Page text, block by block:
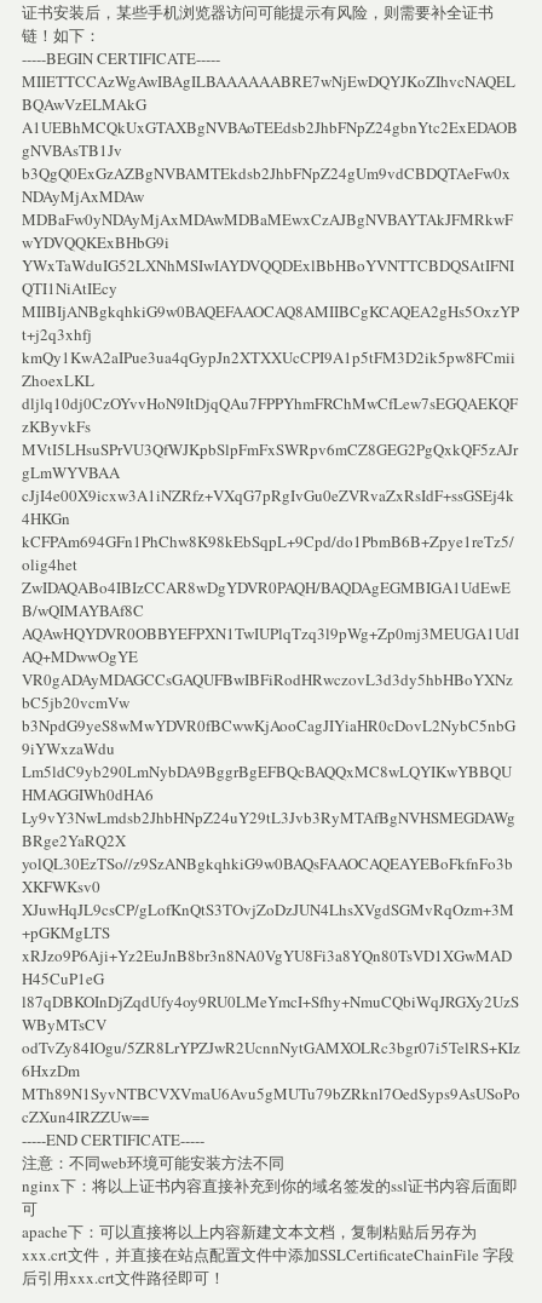
证书安装后，某些手机浏览器访问可能提示有风险，则需要补全证书
链！如下：
-----BEGIN CERTIFICATE-----
MIIETTCCAzWgAwIBAgILBAAAAAABRE7wNjEwDQYJKoZIhvcNAQEL
BQAwVzELMAkG
A1UEBhMCQkUxGTAXBgNVBAoTEEdsb2JhbFNpZ24gbnYtc2ExEDAOB
gNVBAsTB1Jv
b3QgQ0ExGzAZBgNVBAMTEkdsb2JhbFNpZ24gUm9vdCBDQTAeFw0x
NDAyMjAxMDAw
MDBaFw0yNDAyMjAxMDAwMDBaMEwxCzAJBgNVBAYTAkJFMRkwF
wYDVQQKExBHbG9i
YWxTaWduIG52LXNhMSIwIAYDVQQDExlBbHBoYVNTTCBDQSAtIFNI
QTI1NiAtIEcy
MIIBIjANBgkqhkiG9w0BAQEFAAOCAQ8AMIIBCgKCAQEA2gHs5OxzYP
t+j2q3xhfj
kmQy1KwA2aIPue3ua4qGypJn2XTXXUcCPI9A1p5tFM3D2ik5pw8FCmii
ZhoexLKL
dljlq10dj0CzOYvvHoN9ItDjqQAu7FPPYhmFRChMwCfLew7sEGQAEKQF
zKByvkFs
MVtI5LHsuSPrVU3QfWJKpbSlpFmFxSWRpv6mCZ8GEG2PgQxkQF5zAJr
gLmWYVBAA
cJjI4e00X9icxw3A1iNZRfz+VXqG7pRgIvGu0eZVRvaZxRsIdF+ssGSEj4k
4HKGn
kCFPAm694GFn1PhChw8K98kEbSqpL+9Cpd/do1PbmB6B+Zpye1reTz5/
olig4het
ZwIDAQABo4IBIzCCAR8wDgYDVR0PAQH/BAQDAgEGMBIGA1UdEwE
B/wQIMAYBAf8C
AQAwHQYDVR0OBBYEFPXN1TwIUPlqTzq3l9pWg+Zp0mj3MEUGA1UdI
AQ+MDwwOgYE
VR0gADAyMDAGCCsGAQUFBwIBFiRodHRwczovL3d3dy5hbHBoYXNz
bC5jb20vcmVw
b3NpdG9yeS8wMwYDVR0fBCwwKjAooCagJIYiaHR0cDovL2NybC5nbG
9iYWxzaWdu
Lm5ldC9yb290LmNybDA9BggrBgEFBQcBAQQxMC8wLQYIKwYBBQU
HMAGGIWh0dHA6
Ly9vY3NwLmdsb2JhbHNpZ24uY29tL3Jvb3RyMTAfBgNVHSMEGDAWg
BRge2YaRQ2X
yolQL30EzTSo//z9SzANBgkqhkiG9w0BAQsFAAOCAQEAYEBoFkfnFo3b
XKFWKsv0
XJuwHqJL9csCP/gLofKnQtS3TOvjZoDzJUN4LhsXVgdSGMvRqOzm+3M
+pGKMgLTS
xRJzo9P6Aji+Yz2EuJnB8br3n8NA0VgYU8Fi3a8YQn80TsVD1XGwMAD
H45CuP1eG
l87qDBKOInDjZqdUfy4oy9RU0LMeYmcI+Sfhy+NmuCQbiWqJRGXy2UzS
WByMTsCV
odTvZy84IOgu/5ZR8LrYPZJwR2UcnnNytGAMXOLRc3bgr07i5TelRS+KIz
6HxzDm
MTh89N1SyvNTBCVXVmaU6Avu5gMUTu79bZRknl7OedSyps9AsUSoPo
cZXun4IRZZUw==
-----END CERTIFICATE-----
注意：不同web环境可能安装方法不同
nginx下：将以上证书内容直接补充到你的域名签发的ssl证书内容后面即
可
apache下：可以直接将以上内容新建文本文档，复制粘贴后另存为
xxx.crt文件，并直接在站点配置文件中添加SSLCertificateChainFile 字段
后引用xxx.crt文件路径即可！